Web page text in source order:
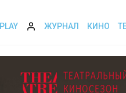
PLAY ЖУРНАЛ КИНО